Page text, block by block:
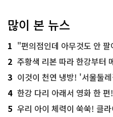
많이 본 뉴스
1 "편의점인데 아무것도 안 팔아요"
2 주황색 리본 따라 한강부터 메타
3 이것이 천연 냉방! '서울둘
4 한강 다리 아래서 영화 한
5 우리 아이 체력이 쑥쑥! 클